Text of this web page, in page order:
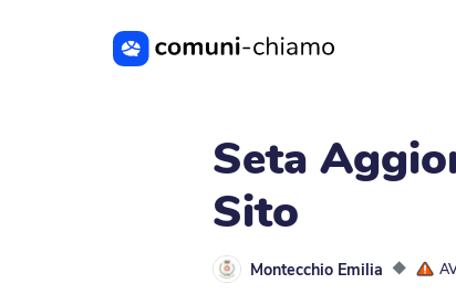
Vai al contenuto principale
Seta
Sito
Montecchio Emilia ◆